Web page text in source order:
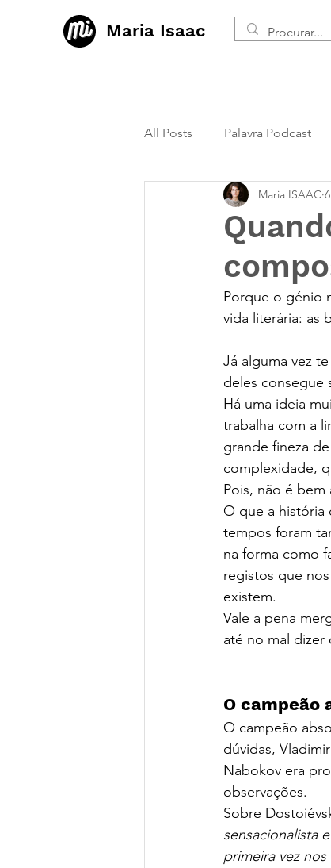
Maria Isaac
All Posts Palavra Podcast
Maria ISAAC
Porque o génio
vida literária: as
Já alguma vez
deles consegue
Há uma ideia
trabalha com a
grande fineza
complexidade,
Pois, não é bem
O que a história
tempos foram
na forma como
registos que
existem.
Vale a pena
até no mal dizer
O campeão
O campeão
dúvidas,
Nabokov era
observações.
Sobre
sensacionalista
primeira vez